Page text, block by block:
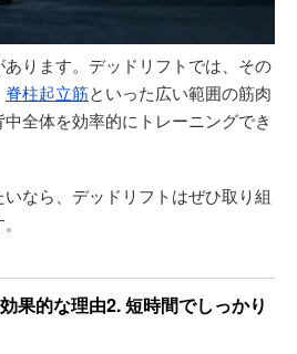
ります。デッドリフトでは、その
脊柱起立筋といった広い範囲の筋肉
全体を効率的にトレーニングでき
いなら、デッドリフトはぜひ取り組
果的な理由2. 短時間でしっかり